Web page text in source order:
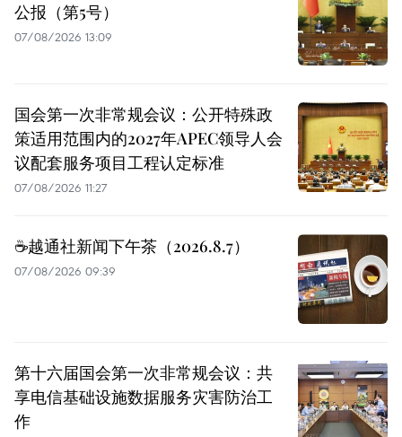
公报（第5号）
07/08/2026 13:09
国会第一次非常规会议：公开特殊政
策适用范围内的2027年APEC领导人会
议配套服务项目工程认定标准
07/08/2026 11:27
☕️越通社新闻下午茶（2026.8.7）
07/08/2026 09:39
第十六届国会第一次非常规会议：共
享电信基础设施数据服务灾害防治工
作